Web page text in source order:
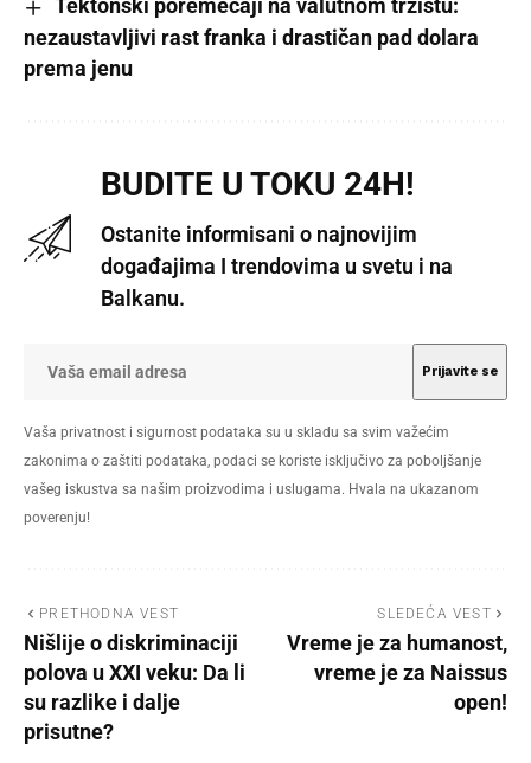
Tektonski poremećaji na valutnom tržištu:
nezaustavljivi rast franka i drastičan pad dolara
prema jenu
BUDITE U TOKU 24H!
Ostanite informisani o najnovijim
događajima I trendovima u svetu i na
Balkanu.
Vaša privatnost i sigurnost podataka su u skladu sa svim važećim
zakonima o zaštiti podataka, podaci se koriste isključivo za poboljšanje
vašeg iskustva sa našim proizvodima i uslugama. Hvala na ukazanom
poverenju!
PRETHODNA VEST
Nišlije o diskriminaciji
polova u XXI veku: Da li
su razlike i dalje
prisutne?
SLEDEĆA VEST
Vreme je za humanost,
vreme je za Naissus
open!